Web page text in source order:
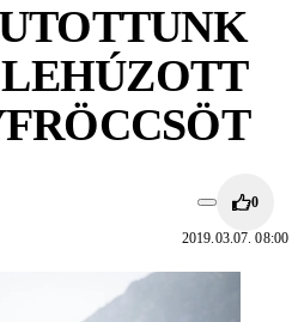
0
2019.03.07. 08:00